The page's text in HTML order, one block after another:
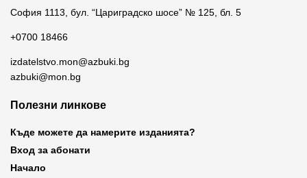
София 1113, бул. “Цариградско шосе” № 125, бл. 5
+0700 18466
izdatelstvo.mon@azbuki.bg
azbuki@mon.bg
Полезни линкове
Къде можете да намерите изданията?
Вход за абонати
Начало